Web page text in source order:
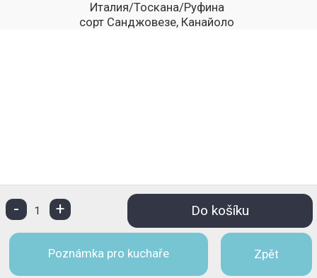
Италия/Тоскана/Руфина
сорт Санджовезе, Канайоло
- 1 + Do košíku
Poznámka pro kuchaře Zpět